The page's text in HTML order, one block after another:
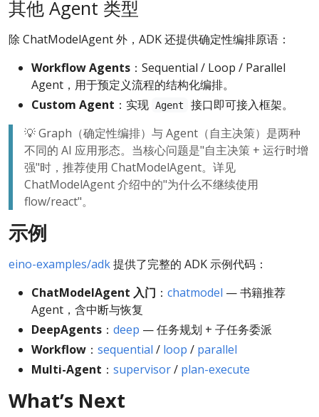
其他 Agent 类型
除 ChatModelAgent 外，ADK 还提供确定性编排原语：
Workflow Agents ：Sequential / Loop / Parallel
Agent，用于预定义流程的结构化编排。
Custom Agent ：实现 Agent
接口即可接入框架。
💡 Graph（确定性编排）与 Agent（自主决策）是两种
不同的 AI 应用形态。当核心问题是"自主决策 + 运行时增
强"时，推荐使用 ChatModelAgent。详见
ChatModelAgent 介绍中的"为什么不继续使用
flow/react"。
示例
eino-examples/adk提供了完整的 ADK 示例代码：
ChatModelAgent 入门 ： chatmodel — 书籍推荐
Agent，含中断与恢复
DeepAgents ： deep — 任务规划 + 子任务委派
Workflow ： sequential / loop / parallel
Multi-Agent ： supervisor/ plan-execute
What’s Next